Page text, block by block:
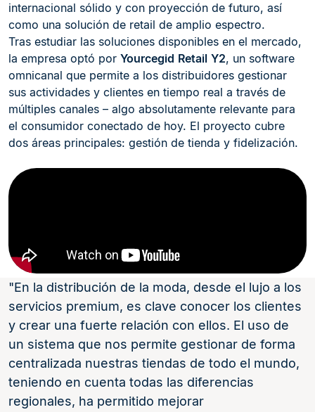
internacional sólido y con proyección de futuro, así
como una solución de retail de amplio espectro.
Tras estudiar las soluciones disponibles en el mercado,
la empresa optó por Yourcegid Retail Y2, un software
omnicanal que permite a los distribuidores gestionar
sus actividades y clientes en tiempo real a través de
múltiples canales – algo absolutamente relevante para
el consumidor conectado de hoy. El proyecto cubre
dos áreas principales: gestión de tienda y fidelización.
En la distribución de la moda, desde el lujo a los
servicios premium, es clave conocer los clientes
y crear una fuerte relación con ellos. El uso de
un sistema que nos permite gestionar de forma
centralizada nuestras tiendas de todo el mundo,
teniendo en cuenta todas las diferencias
regionales, ha permitido mejorar